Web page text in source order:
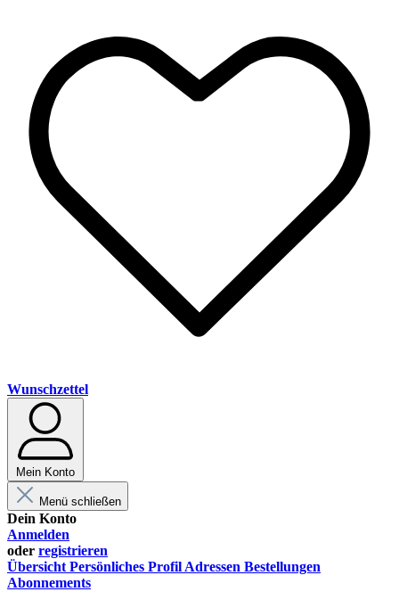
Wunschzettel
Mein Konto
Menü schließen
Dein Konto
Anmelden
oder registrieren
Übersicht Persönliches Profil Adressen Bestellungen
Abonnements